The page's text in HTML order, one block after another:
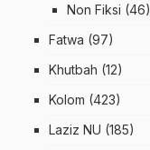
Non Fiksi (46)
Fatwa (97)
Khutbah (12)
Kolom (423)
Laziz NU (185)